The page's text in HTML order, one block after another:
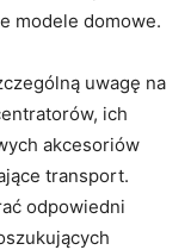
modele domowe.
uwagę na
ich
akcesoriów
transport.
odpowiedni